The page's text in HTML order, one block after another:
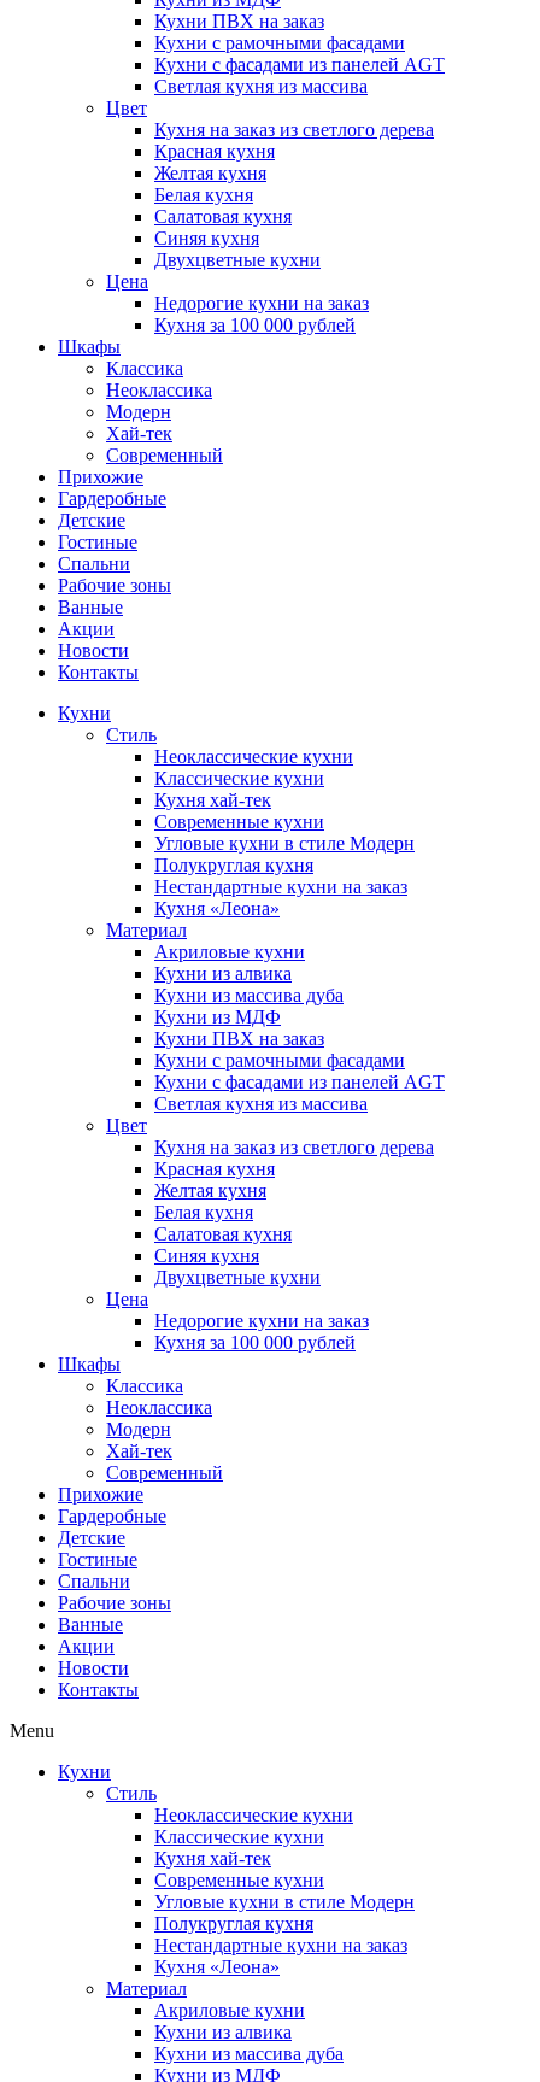
Кухни ПВХ на заказ
Кухни с рамочными фасадами
Кухни с фасадами из панелей AGT
Светлая кухня из массива
Цвет
Кухня на заказ из светлого дерева
Красная кухня
Желтая кухня
Белая кухня
Салатовая кухня
Синяя кухня
Двухцветные кухни
Цена
Недорогие кухни на заказ
Кухня за 100 000 рублей
Шкафы
Классика
Неоклассика
Модерн
Хай-тек
Современный
Прихожие
Гардеробные
Детские
Гостиные
Спальни
Рабочие зоны
Ванные
Акции
Новости
Контакты
Кухни
Стиль
Неоклассические кухни
Классические кухни
Кухня хай-тек
Современные кухни
Угловые кухни в стиле Модерн
Полукруглая кухня
Нестандартные кухни на заказ
Кухня «Леона»
Материал
Акриловые кухни
Кухни из алвика
Кухни из массива дуба
Кухни из МДФ
Кухни ПВХ на заказ
Кухни с рамочными фасадами
Кухни с фасадами из панелей AGT
Светлая кухня из массива
Цвет
Кухня на заказ из светлого дерева
Красная кухня
Желтая кухня
Белая кухня
Салатовая кухня
Синяя кухня
Двухцветные кухни
Цена
Недорогие кухни на заказ
Кухня за 100 000 рублей
Шкафы
Классика
Неоклассика
Модерн
Хай-тек
Современный
Прихожие
Гардеробные
Детские
Гостиные
Спальни
Рабочие зоны
Ванные
Акции
Новости
Контакты
Menu
Кухни
Стиль
Неоклассические кухни
Классические кухни
Кухня хай-тек
Современные кухни
Угловые кухни в стиле Модерн
Полукруглая кухня
Нестандартные кухни на заказ
Кухня «Леона»
Материал
Акриловые кухни
Кухни из алвика
Кухни из массива дуба
Кухни из МДФ